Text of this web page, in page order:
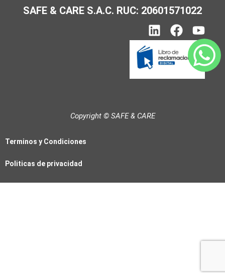
SAFE & CARE S.A.C. RUC: 20601571022
L
i
n
k
e
n
F
a
c
b
Y
o
u
t
u
Copyright © SAFE & CARE
Terminos y Condiciones
Politicas de privacidad